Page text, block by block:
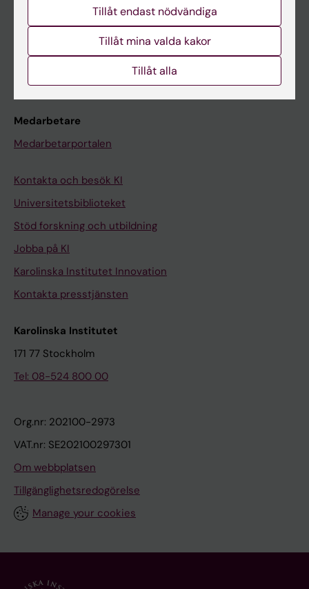
Studentmejlen
Kurs- och programwebbar
Medarbetare
Medarbetarportalen
Kontakta och besök KI
Universitetsbiblioteket
Stöd forskning och utbildning
Jobba på KI
Karolinska Institutet Innovation
Kontakta presstjänsten
Karolinska Institutet
171 77 Stockholm
Tel: 08-524 800 00
Org.nr: 202100-2973
VAT.nr: SE202100297301
Om webbplatsen
Tillgänglighetsredogörelse
Manage your cookies
Tillåt endast nödvändiga
Tillåt mina valda kakor
Tillåt alla